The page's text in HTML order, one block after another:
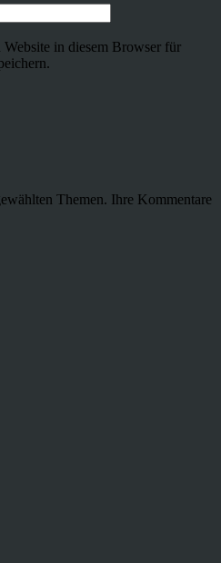
in diesem Browser für
Themen. Ihre Kommentare